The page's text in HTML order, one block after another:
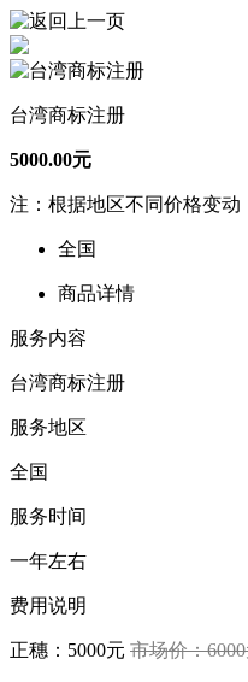
台湾商标注册
5000.00元
注：根据地区不同价格变动
全国
商品详情
服务内容
台湾商标注册
服务地区
全国
服务时间
一年左右
费用说明
正穗：5000元 市场价：